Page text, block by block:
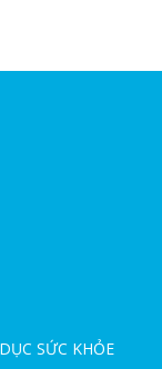
SỨC KHỎE